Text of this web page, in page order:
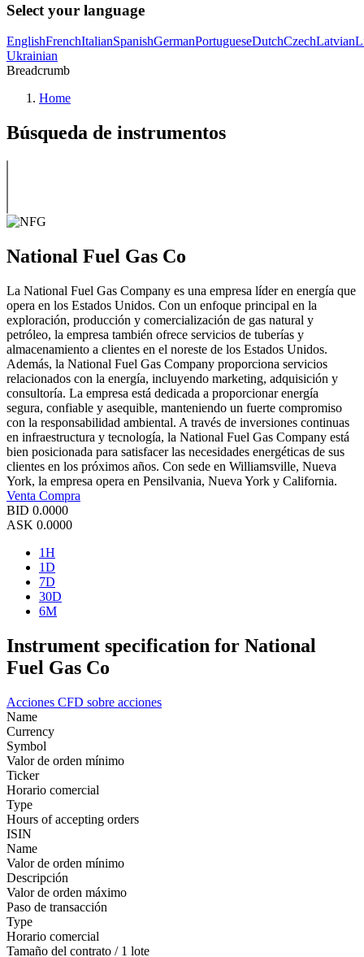
Select your language
EnglishFrenchItalianSpanishGermanPortugueseDutchCzechLatvian
Ukrainian
Breadcrumb
Home
Búsqueda de instrumentos
National Fuel Gas Co
La National Fuel Gas Company es una empresa líder en energía que
opera en los Estados Unidos. Con un enfoque principal en la
exploración, producción y comercialización de gas natural y
petróleo, la empresa también ofrece servicios de tuberías y
almacenamiento a clientes en el noreste de los Estados Unidos.
Además, la National Fuel Gas Company proporciona servicios
relacionados con la energía, incluyendo marketing, adquisición y
consultoría. La empresa está dedicada a proporcionar energía
segura, confiable y asequible, manteniendo un fuerte compromiso
con la responsabilidad ambiental. A través de inversiones continuas
en infraestructura y tecnología, la National Fuel Gas Company está
bien posicionada para satisfacer las necesidades energéticas de sus
clientes en los próximos años. Con sede en Williamsville, Nueva
York, la empresa opera en Pensilvania, Nueva York y California.
Venta Compra
BID 0.0000
ASK 0.0000
1H
1D
7D
30D
6M
Instrument specification for National
Fuel Gas Co
Acciones CFD sobre acciones
Name
Currency
Symbol
Valor de orden mínimo
Ticker
Horario comercial
Type
Hours of accepting orders
ISIN
Name
Valor de orden mínimo
Descripción
Valor de orden máximo
Paso de transacción
Type
Horario comercial
Tamaño del contrato / 1 lote